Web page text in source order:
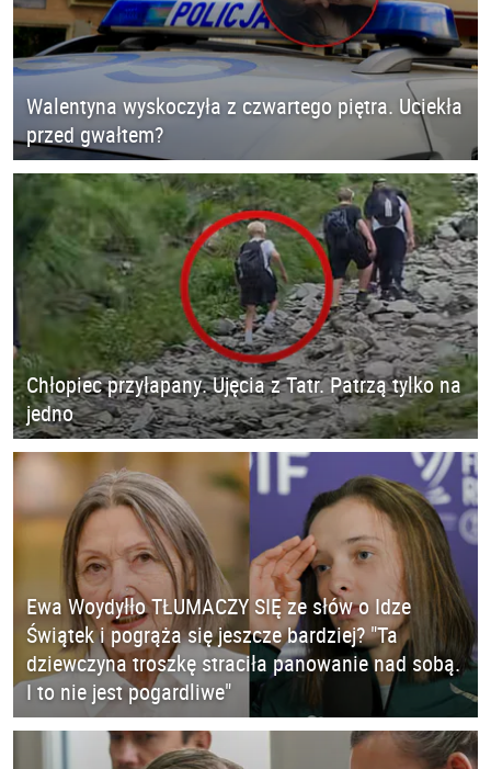
Walentyna wyskoczyła z czwartego piętra. Uciekła
przed gwałtem?
Chłopiec przyłapany. Ujęcia z Tatr. Patrzą tylko na
jedno
Ewa Woydyłło TŁUMACZY SIĘ ze słów o Idze
Świątek i pogrąża się jeszcze bardziej? "Ta
dziewczyna troszkę straciła panowanie nad sobą.
I to nie jest pogardliwe"